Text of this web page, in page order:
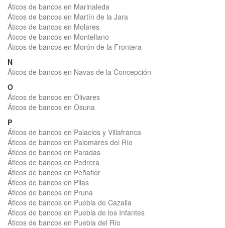
Áticos de bancos en Marinaleda
Áticos de bancos en Martín de la Jara
Áticos de bancos en Molares
Áticos de bancos en Montellano
Áticos de bancos en Morón de la Frontera
N
Áticos de bancos en Navas de la Concepción
O
Áticos de bancos en Olivares
Áticos de bancos en Osuna
P
Áticos de bancos en Palacios y Villafranca
Áticos de bancos en Palomares del Río
Áticos de bancos en Paradas
Áticos de bancos en Pedrera
Áticos de bancos en Peñaflor
Áticos de bancos en Pilas
Áticos de bancos en Pruna
Áticos de bancos en Puebla de Cazalla
Áticos de bancos en Puebla de los Infantes
Áticos de bancos en Puebla del Río